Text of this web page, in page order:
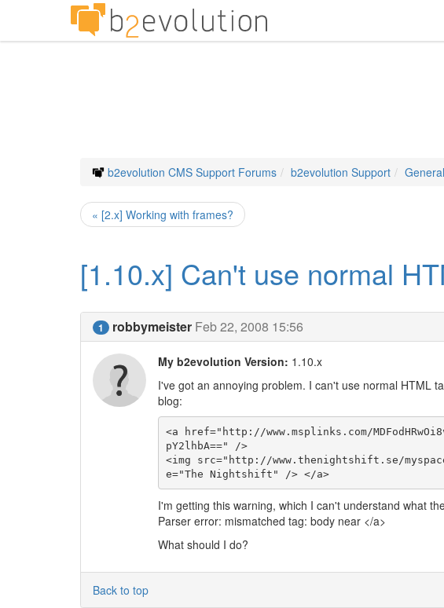
b2evolution CMS Support Forums b2evolution Support
« [2.x] Working with frames?
[1.10.x] Can't use normal
1 robbymeister Feb 22, 2008 15:56
My b2evolution Version: 1.10.x
I've got an annoying problem. I can't use normal HTML
blog:
<a href="http://www.msplinks.com/
pY2lhbA==" />
<img src="http://www.thenightshift.se/
e="The Nightshift" /> </a>
I'm getting this warning, which I can't understand what
Parser error: mismatched tag: body near </a>
What should I do?
Back to top